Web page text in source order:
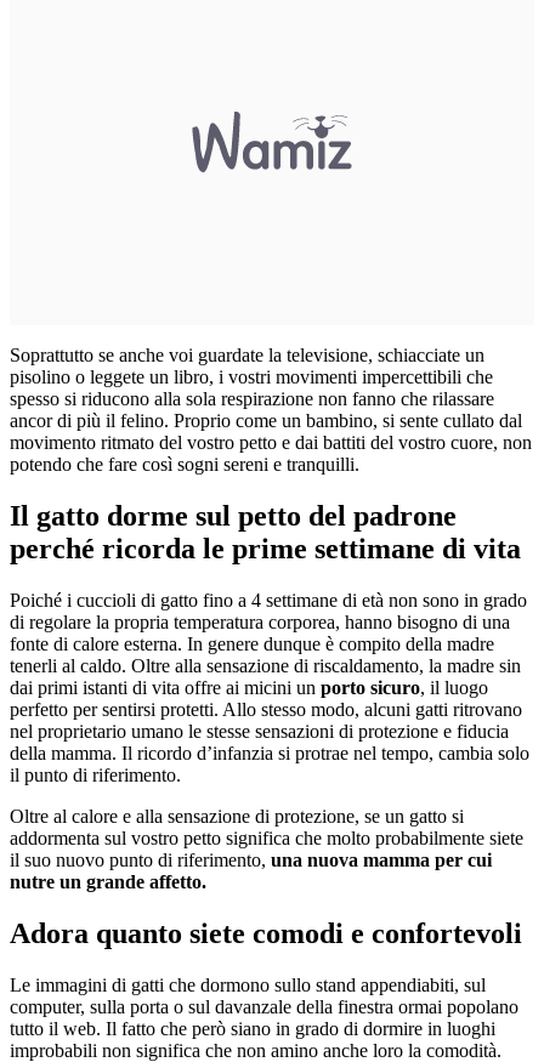
Soprattutto se anche voi guardate la televisione, schiacciate un
pisolino o leggete un libro, i vostri movimenti impercettibili che
spesso si riducono alla sola respirazione non fanno che rilassare
ancor di più il felino. Proprio come un bambino, si sente cullato dal
movimento ritmato del vostro petto e dai battiti del vostro cuore, non
potendo che fare così sogni sereni e tranquilli.
Il gatto dorme sul petto del padrone
perché ricorda le prime settimane di vita
Poiché i cuccioli di gatto fino a 4 settimane di età non sono in grado
di regolare la propria temperatura corporea, hanno bisogno di una
fonte di calore esterna. In genere dunque è compito della madre
tenerli al caldo. Oltre alla sensazione di riscaldamento, la madre sin
dai primi istanti di vita offre ai micini un porto sicuro, il luogo
perfetto per sentirsi protetti. Allo stesso modo, alcuni gatti ritrovano
nel proprietario umano le stesse sensazioni di protezione e fiducia
della mamma. Il ricordo d’infanzia si protrae nel tempo, cambia solo
il punto di riferimento.
Oltre al calore e alla sensazione di protezione, se un gatto si
addormenta sul vostro petto significa che molto probabilmente siete
il suo nuovo punto di riferimento, una nuova mamma per cui
nutre un grande affetto.
Adora quanto siete comodi e confortevoli
Le immagini di gatti che dormono sullo stand appendiabiti, sul
computer, sulla porta o sul davanzale della finestra ormai popolano
tutto il web. Il fatto che però siano in grado di dormire in luoghi
improbabili non significa che non amino anche loro la comodità.